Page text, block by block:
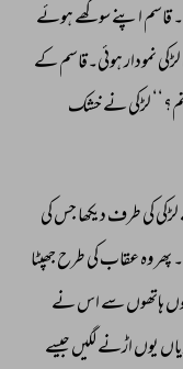
قاسم اپنے سوکھے ہوئے
لڑکی نمودار ہوئی۔قاسم کے
لڑکی نے خشک
لڑکی کی طرف دیکھا جس کی
پھر وہ عقاب کی طرح جھپٹا
ہاتھوں سے اس نے
یوں اڑنے لگیں جیسے